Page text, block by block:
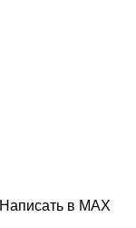
Написать в MAX